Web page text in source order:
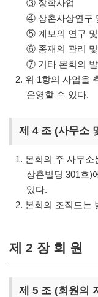
③ 장학사업
④ 상촌사상연구
⑤ 계보의 연구
⑥ 종재의 관리
⑦ 기타 본회의
2. 위 1항의 사업을
운영할 수 있다.
제 4 조 (사무소
1. 본회의 주 사무
상촌빌딩 301호)
있다.
2. 본회의 조직도는
제 2 장 회 원
제 5 조 (회원의